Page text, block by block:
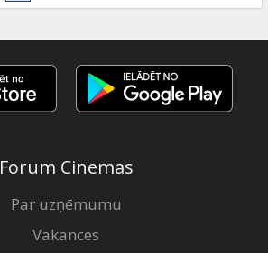
Forum Cinemas
Par uzņēmumu
Vakances